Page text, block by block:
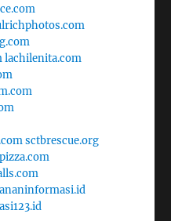
lachilenita.com
sctbrescue.org